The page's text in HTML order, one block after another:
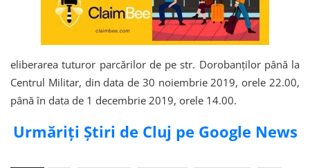
eliberarea tuturor parcărilor de pe str. Dorobanţilor până la
Centrul Militar, din data de 30 noiembrie 2019, orele 22.00,
până în data de 1 decembrie 2019, orele 14.00.
Urmăriți Știri de Cluj pe Google News